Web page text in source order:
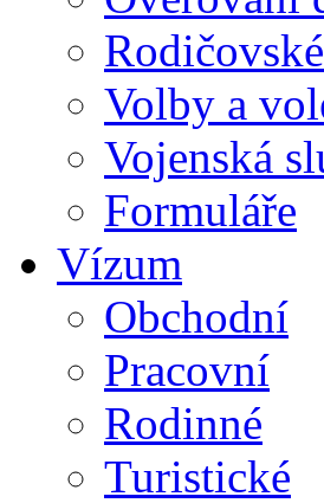
Volby a
Vojenská
Formuláře
Vízum
Obchodní
Pracovní
Rodinné
Turistické